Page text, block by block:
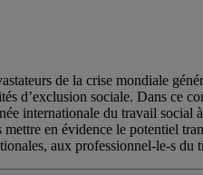
de la crise mondiale
d’exclusion sociale. Dans
internationale du travail
en évidence le potentiel
aux professionnel-le-s